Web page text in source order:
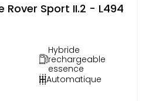
Rover Sport II.2 - L494
Hybride
rechargeable
essence
Automatique